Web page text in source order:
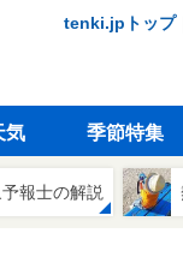
tenki.jpトップ｜
気 季節特集
報士の解説